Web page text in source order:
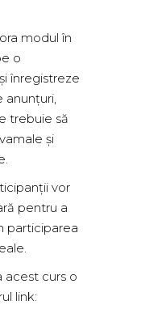
modul în
o
înregistreze
anunțuri,
trebuie să
și
vor
pentru a
participarea
acest curs o
link: